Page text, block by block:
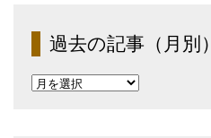
過去の記事（月別）
過
去